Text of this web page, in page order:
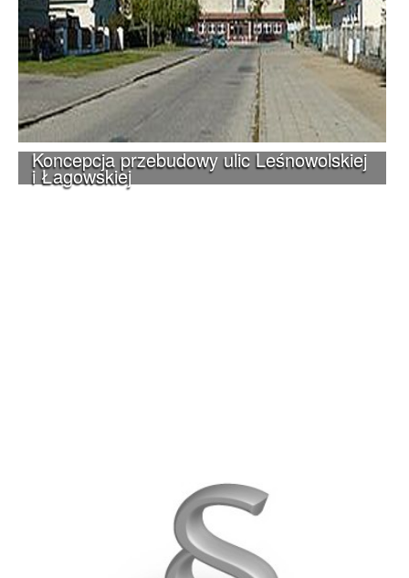
Koncepcja przebudowy ulic Leśnowolskiej
i Łagowskiej